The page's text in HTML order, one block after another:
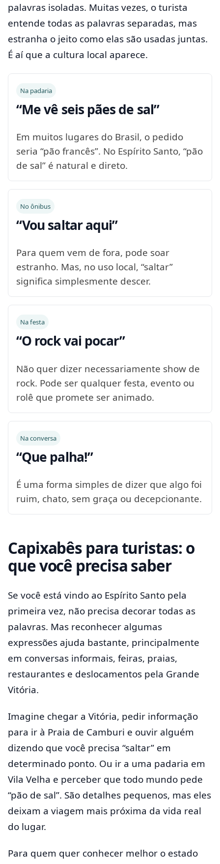
palavras isoladas. Muitas vezes, o turista
entende todas as palavras separadas, mas
estranha o jeito como elas são usadas juntas.
É aí que a cultura local aparece.
Na padaria
“Me vê seis pães de sal”
Em muitos lugares do Brasil, o pedido
seria “pão francês”. No Espírito Santo, “pão
de sal” é natural e direto.
No ônibus
“Vou saltar aqui”
Para quem vem de fora, pode soar
estranho. Mas, no uso local, “saltar”
significa simplesmente descer.
Na festa
“O rock vai pocar”
Não quer dizer necessariamente show de
rock. Pode ser qualquer festa, evento ou
rolê que promete ser animado.
Na conversa
“Que palha!”
É uma forma simples de dizer que algo foi
ruim, chato, sem graça ou decepcionante.
Capixabês para turistas: o
que você precisa saber
Se você está vindo ao Espírito Santo pela
primeira vez, não precisa decorar todas as
palavras. Mas reconhecer algumas
expressões ajuda bastante, principalmente
em conversas informais, feiras, praias,
restaurantes e deslocamentos pela Grande
Vitória.
Imagine chegar a Vitória, pedir informação
para ir à Praia de Camburi e ouvir alguém
dizendo que você precisa “saltar” em
determinado ponto. Ou ir a uma padaria em
Vila Velha e perceber que todo mundo pede
“pão de sal”. São detalhes pequenos, mas eles
deixam a viagem mais próxima da vida real
do lugar.
Para quem quer conhecer melhor o estado